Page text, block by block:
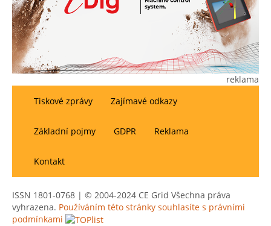
reklama
Tiskové zprávy
Zajímavé odkazy
Základní pojmy GDPR Reklama
Kontakt
ISSN 1801-0768 | © 2004-2024 CE Grid Všechna práva
vyhrazena. Používáním této stránky souhlasíte s právními
podmínkami